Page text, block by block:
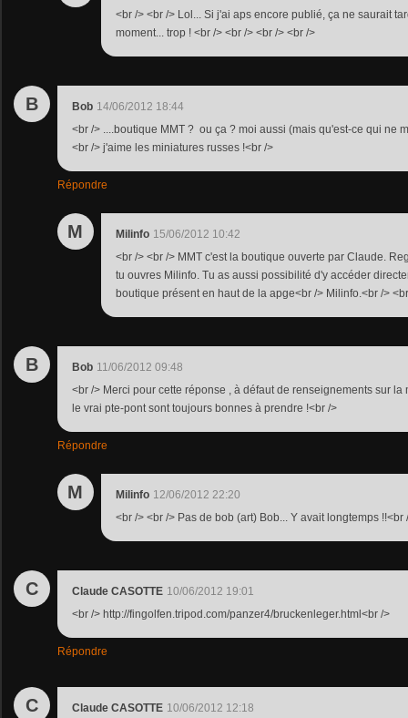
<br /> <br /> Lol... Si j'ai aps encore publié, ça ne saurait
moment... trop ! <br /> <br /> <br /> <br />
B Bob 14/06/2012 18:44
<br /> ....boutique MMT ? ou ça ? moi aussi (mais qu'est-ce qui ne
<br /> j'aime les miniatures russes !<br />
Répondre
M Milinfo 15/06/2012 10:42
<br /> <br /> MMT c'est la boutique ouverte par Claude.
tu ouvres Milinfo. Tu as aussi possibilité d'y accéder
boutique présent en haut de la apge<br /> Milinfo.<br />
B Bob 11/06/2012 09:48
<br /> Merci pour cette réponse , à défaut de renseignements sur la
le vrai pte-pont sont toujours bonnes à prendre !<br />
Répondre
M Milinfo 12/06/2012 22:20
<br /> <br /> Pas de bob (art) Bob... Y avait longtemps !!<br
C Claude CASOTTE 10/06/2012 19:01
<br /> http://fingolfen.tripod.com/panzer4/bruckenleger.html<br />
Répondre
C Claude CASOTTE 10/06/2012 12:18